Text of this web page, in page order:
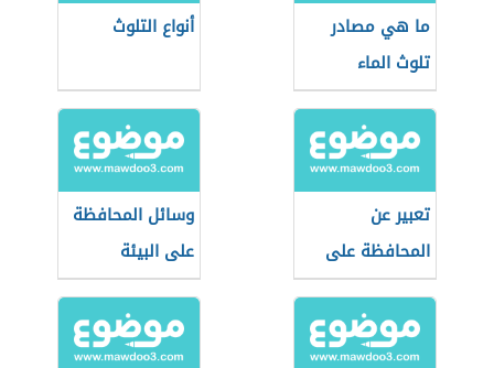
ما هي مصادر
تلوث الماء
أنواع التلوث
تعبير عن
المحافظة على
البيئة
وسائل المحافظة
على البيئة